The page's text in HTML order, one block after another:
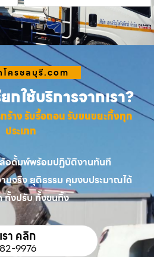
ครชลบุรี.com
กใช้บริการจากเรา?
ร้าง รับรื้อถอน รับขนขยะทิ้งทุก
ประเภท
ล้อดั้มพ์พร้อมปฏิบัติงานทันที
านจริง ยุติธรรม คุมงบประมาณได้
ทั้งปรับ ทั้งขนทิ้ง
า คลิก
9976